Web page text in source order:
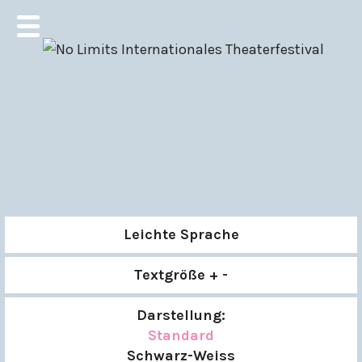
Leichte Sprache
Textgröße + -
Darstellung:
Standard
Schwarz-Weiss